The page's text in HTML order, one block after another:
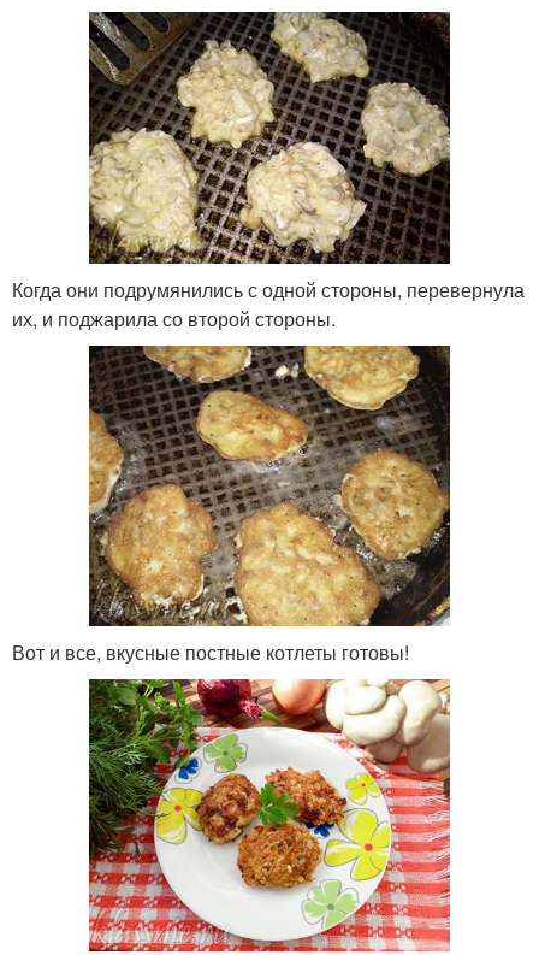
Когда они подрумянились с одной стороны, перевернула
их, и поджарила со второй стороны.
Вот и все, вкусные постные котлеты готовы!